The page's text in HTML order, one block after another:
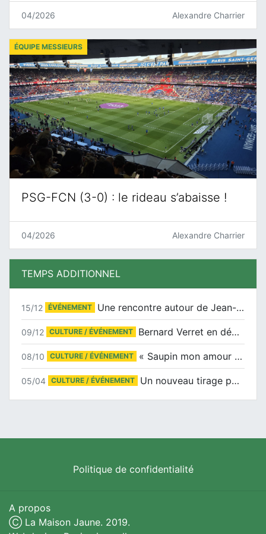
04/2026 Alexandre Charrier
PSG-FCN (3-0) : le rideau s’abaisse !
ÉQUIPE MESSIEURS
04/2026 Alexandre Charrier
TEMPS ADDITIONNEL
15/12 ÉVÉNEMENT Une rencontre autour de Jean-Claude Suaudeau
09/12 CULTURE / ÉVÉNEMENT Bernard Verret en dédicaces le samedi 13 décembre à l’Espace Culturel Atlantis
08/10 CULTURE / ÉVÉNEMENT « Saupin mon amour » au salon du livre de Trentemoult
05/04 CULTURE / ÉVÉNEMENT Un nouveau tirage pour le Docu-BD
Politique de confidentialité
A propos
Ⓒ La Maison Jaune. 2019.